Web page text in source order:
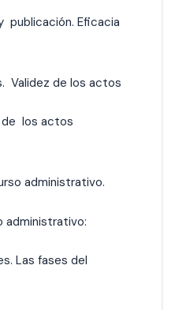
publicación. Eficacia
Validez de los actos
de los actos
administrativo.
administrativo:
Las fases del